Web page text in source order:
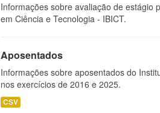
Informações sobre avaliação de estágio
em Ciência e Tecnologia - IBICT.
Aposentados
Informações sobre aposentados do
nos exercícios de 2016 e 2025.
CSV